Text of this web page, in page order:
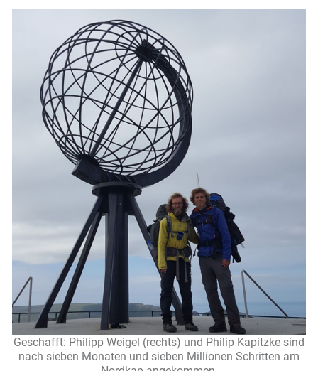
Geschafft: Philipp Weigel (rechts) und Philip Kapitzke sind
nach sieben Monaten und sieben Millionen Schritten am